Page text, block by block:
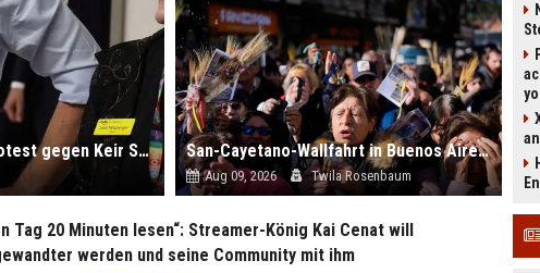
Großbritannien: Minister Wes Streeting tritt zurück – Protest gegen Keir Starmer San-Cayetano-Wallfahrt in Buenos Aires: Erzbischof teilt kräftig gegen Javier Milei aus
Aug 09, 2026 Twila Rosenbaum
Tag 20 Minuten lesen“: Streamer-König Kai Cenat will
werden und seine Community mit ihm